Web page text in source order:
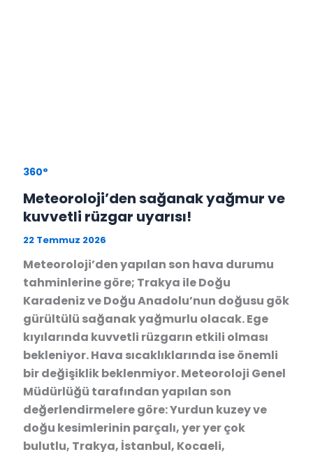
360°
Meteoroloji’den sağanak yağmur ve
kuvvetli rüzgar uyarısı!
22 Temmuz 2026
Meteoroloji’den yapılan son hava durumu
tahminlerine göre; Trakya ile Doğu
Karadeniz ve Doğu Anadolu’nun doğusu gök
gürültülü sağanak yağmurlu olacak. Ege
kıyılarında kuvvetli rüzgarın etkili olması
bekleniyor. Hava sıcaklıklarında ise önemli
bir değişiklik beklenmiyor. Meteoroloji Genel
Müdürlüğü tarafından yapılan son
değerlendirmelere göre: Yurdun kuzey ve
doğu kesimlerinin parçalı, yer yer çok
bulutlu, Trakya, İstanbul, Kocaeli,